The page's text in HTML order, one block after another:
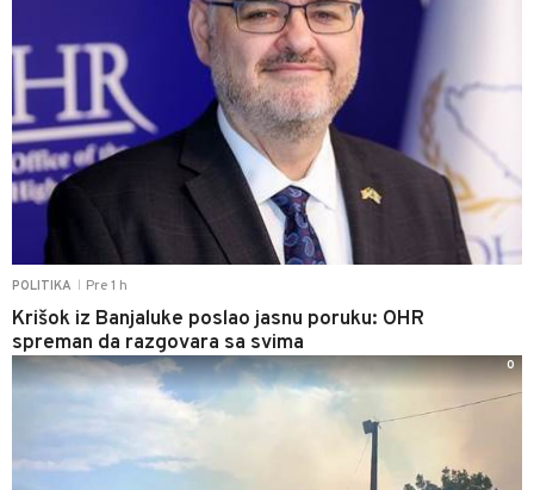
POLITIKA Pre 1 h
Krišok iz Banjaluke poslao jasnu poruku: OHR
spreman da razgovara sa svima
0